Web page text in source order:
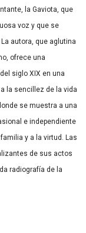
la Gaviota, que
voz y que se
autora, que aglutina
ofrece una
siglo XIX en una
la sencillez de la vida
se muestra a una
e independiente
y a la virtud. Las
de sus actos
radiografía de la